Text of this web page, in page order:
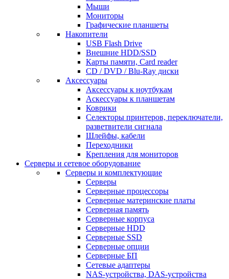
Мыши
Мониторы
Графические планшеты
Накопители
USB Flash Drive
Внешние HDD/SSD
Карты памяти, Card reader
CD / DVD / Blu-Ray диски
Аксессуары
Аксессуары к ноутбукам
Аскессуары к планшетам
Коврики
Селекторы принтеров, переключатели,
разветвители сигнала
Шлейфы, кабели
Переходники
Крепления для мониторов
Серверы и сетевое оборудование
Серверы и комплектующие
Серверы
Серверные процессоры
Серверные материнские платы
Серверная память
Серверные корпуса
Серверные HDD
Серверные SSD
Серверные опции
Серверные БП
Сетевые адаптеры
NAS-устройства, DAS-устройства